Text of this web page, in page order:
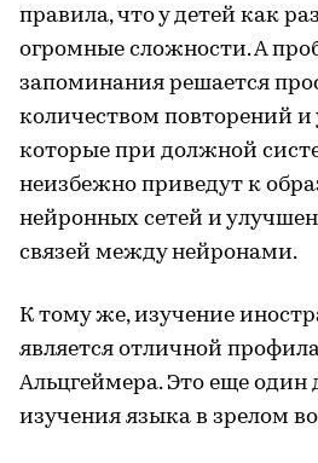
правила, что у детей как
огромные сложности. А
запоминания решается
количеством повторений
которые при должной
неизбежно приведут к
нейронных сетей и
связей между нейронами.
К тому же, изучение
является отличной
Альцгеймера. Это еще один
изучения языка в зрелом